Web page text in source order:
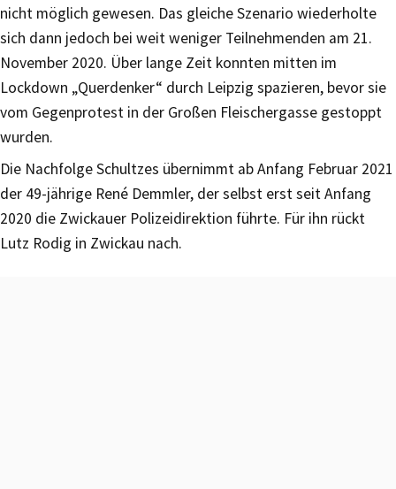
nicht möglich gewesen. Das gleiche Szenario wiederholte
sich dann jedoch bei weit weniger Teilnehmenden am 21.
November 2020. Über lange Zeit konnten mitten im
Lockdown „Querdenker“ durch Leipzig spazieren, bevor sie
vom Gegenprotest in der Großen Fleischergasse gestoppt
wurden.
Die Nachfolge Schultzes übernimmt ab Anfang Februar 2021
der 49-jährige René Demmler, der selbst erst seit Anfang
2020 die Zwickauer Polizeidirektion führte. Für ihn rückt
Lutz Rodig in Zwickau nach.